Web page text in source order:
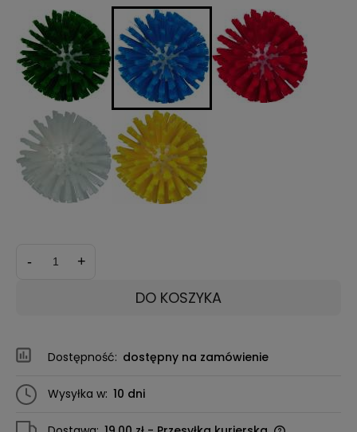
- +
DO KOSZYKA
Dostępność: dostępny na zamówienie
Wysyłka w: 10 dni